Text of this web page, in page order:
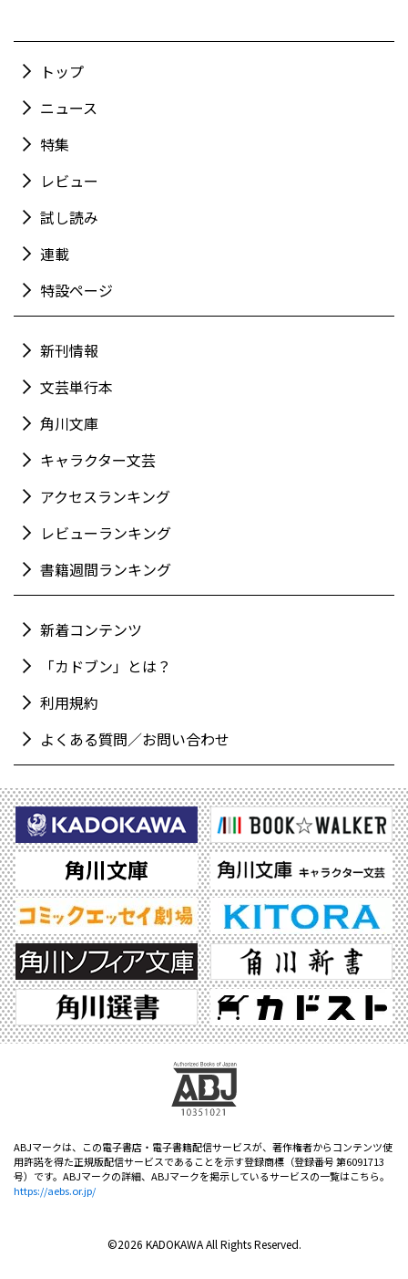
トップ
ニュース
特集
レビュー
試し読み
連載
特設ページ
新刊情報
文芸単行本
角川文庫
キャラクター文芸
アクセスランキング
レビューランキング
書籍週間ランキング
新着コンテンツ
「カドブン」とは？
利用規約
よくある質問／お問い合わせ
ABJマークは、この電子書店・電子書籍配信サービスが、著作権者からコンテンツ使
用許諾を得た正規版配信サービスであることを示す登録商標（登録番号 第6091713
号）です。ABJマークの詳細、ABJマークを掲示しているサービスの一覧はこちら。
https://aebs.or.jp/
©2026 KADOKAWA All Rights Reserved.